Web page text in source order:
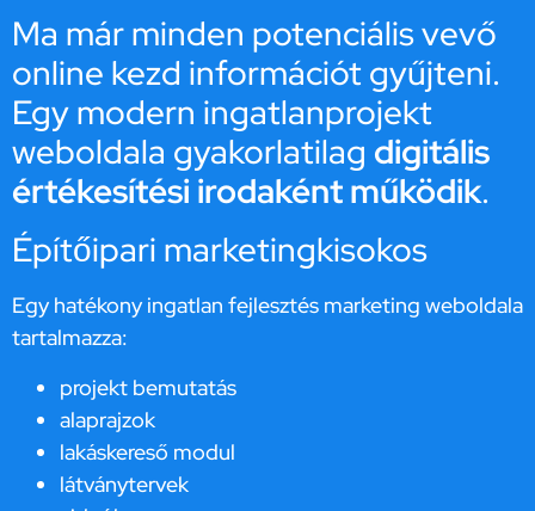
Ma már minden potenciális vevő
online kezd információt gyűjteni.
Egy modern ingatlanprojekt
weboldala gyakorlatilag digitális
értékesítési irodaként működik.
Építőipari marketingkisokos
Egy hatékony ingatlan fejlesztés marketing weboldala
tartalmazza:
projekt bemutatás
alaprajzok
lakáskereső modul
látványtervek